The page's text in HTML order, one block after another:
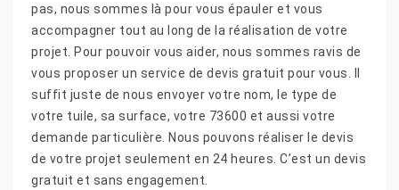
pas, nous sommes là pour vous épauler et vous
accompagner tout au long de la réalisation de votre
projet. Pour pouvoir vous aider, nous sommes ravis de
vous proposer un service de devis gratuit pour vous. Il
suffit juste de nous envoyer votre nom, le type de
votre tuile, sa surface, votre 73600 et aussi votre
demande particulière. Nous pouvons réaliser le devis
de votre projet seulement en 24 heures. C’est un devis
gratuit et sans engagement.